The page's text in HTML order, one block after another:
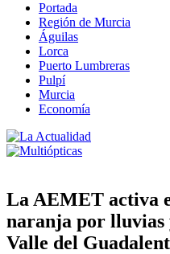
Portada
Región de Murcia
Águilas
Lorca
Puerto Lumbreras
Pulpí
Murcia
Economía
La AEMET activa
naranja por lluvias
Valle del